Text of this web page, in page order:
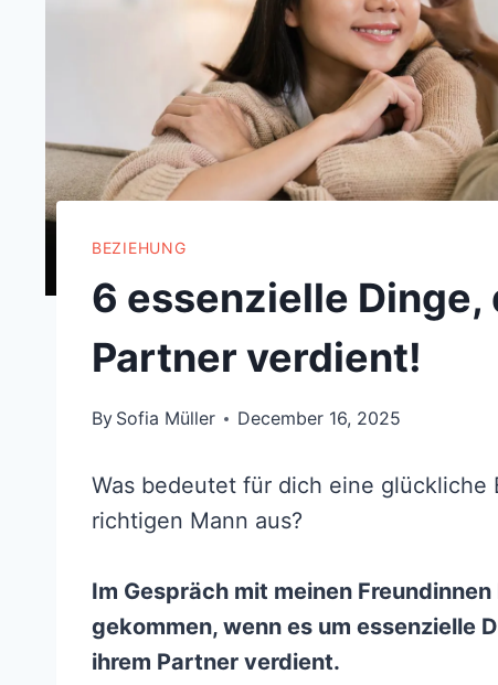
BEZIEHUNG
6 essenzielle Dinge,
Partner verdient!
By Sofia Müller December 16, 2025
Was bedeutet für dich eine glückliche
richtigen Mann aus?
Im Gespräch mit meinen
gekommen, wenn es um essenzielle
ihrem Partner verdient.